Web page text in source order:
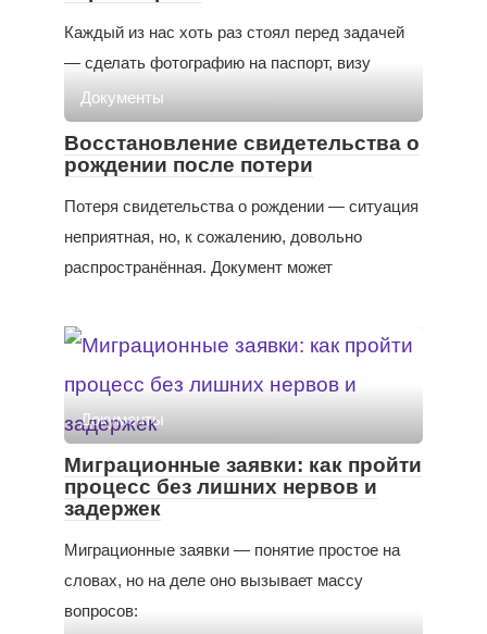
Каждый из нас хоть раз стоял перед задачей
— сделать фотографию на паспорт, визу
Документы
Восстановление свидетельства о
рождении после потери
Потеря свидетельства о рождении — ситуация
неприятная, но, к сожалению, довольно
распространённая. Документ может
Документы
Миграционные заявки: как пройти
процесс без лишних нервов и
задержек
Миграционные заявки — понятие простое на
словах, но на деле оно вызывает массу
вопросов: